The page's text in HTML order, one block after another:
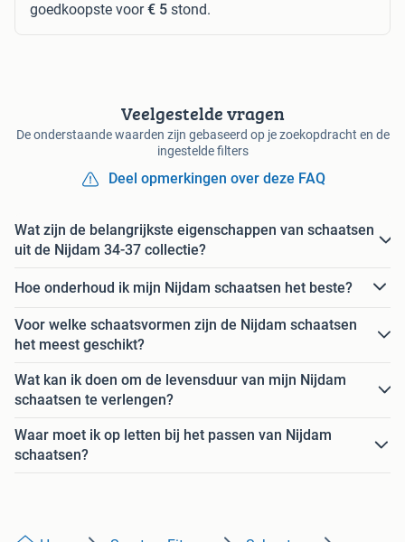
goedkoopste voor€ 5 stond.
Veelgestelde vragen
De onderstaande waarden zijn gebaseerd op je zoekopdracht en de
ingestelde filters
Deel opmerkingen over deze FAQ
Wat zijn de belangrijkste eigenschappen van schaatsen
uit de Nijdam 34-37 collectie?
Hoe onderhoud ik mijn Nijdam schaatsen het beste?
Voor welke schaatsvormen zijn de Nijdam schaatsen
het meest geschikt?
Wat kan ik doen om de levensduur van mijn Nijdam
schaatsen te verlengen?
Waar moet ik op letten bij het passen van Nijdam
schaatsen?